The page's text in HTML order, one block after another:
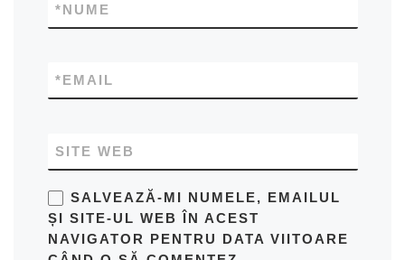
NUME
*
EMAIL
*
SITE WEB
SALVEAZĂ-MI NUMELE, EMAILUL
ȘI SITE-UL WEB ÎN ACEST
NAVIGATOR PENTRU DATA VIITOARE